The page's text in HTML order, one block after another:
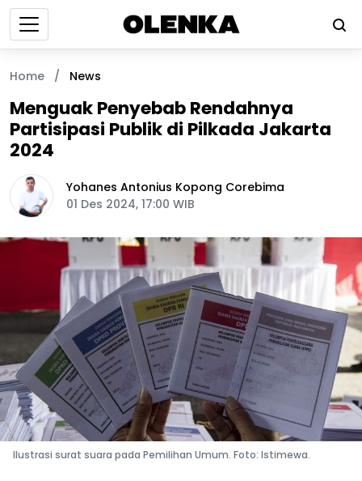
Home / News
Menguak Penyebab Rendahnya
Partisipasi Publik di Pilkada Jakarta
2024
Yohanes Antonius Kopong Corebima
01 Des 2024, 17:00 WIB
Ilustrasi surat suara pada Pemilihan Umum. Foto: Istimewa.